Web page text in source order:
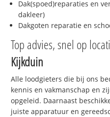
Dak(spoed)reparaties en
dakleer)
Dakgoten reparatie en
Top advies, snel op
Kijkduin
Alle loodgieters die bij ons
kennis en vakmanschap en
opgeleid. Daarnaast
juiste apparatuur en